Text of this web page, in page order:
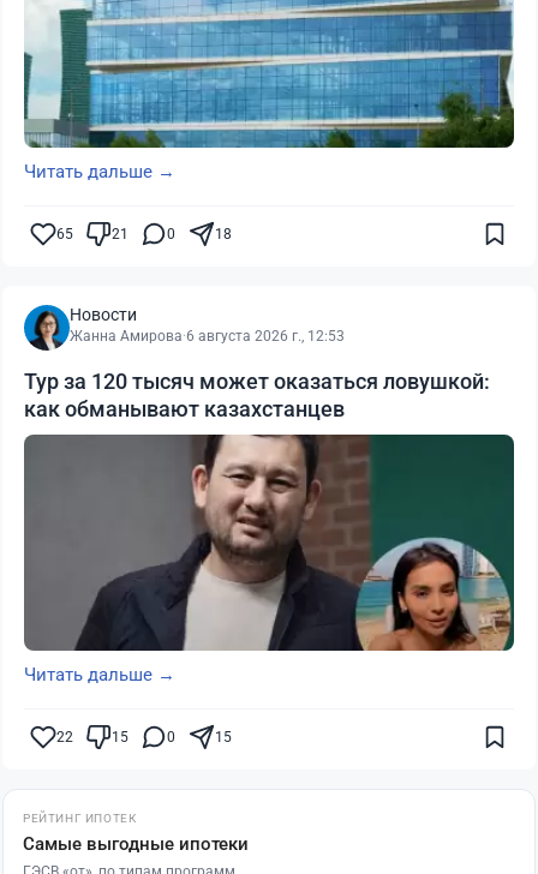
Читать дальше →
65 21 0 18
Новости
Жанна Амирова·6 августа 2026 г., 12:53
Тур за 120 тысяч может оказаться ловушкой:
как обманывают казахстанцев
Читать дальше →
22 15 0 15
РЕЙТИНГ ИПОТЕК
Самые выгодные ипотеки